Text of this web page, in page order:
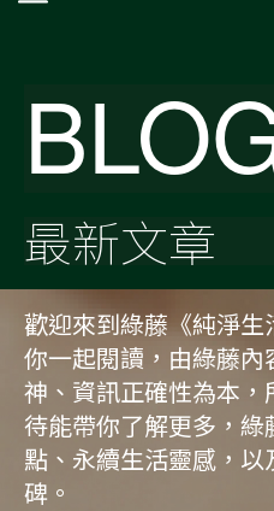
最新文章
歡迎來到綠藤《純淨
你一起閱讀，由綠藤
神、資訊正確性為本
待能帶你了解更多，
點、永續生活靈感，
碑。